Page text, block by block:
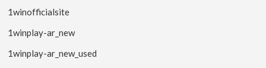
1winofficialsite
1winplay-ar_new
1winplay-ar_new_used